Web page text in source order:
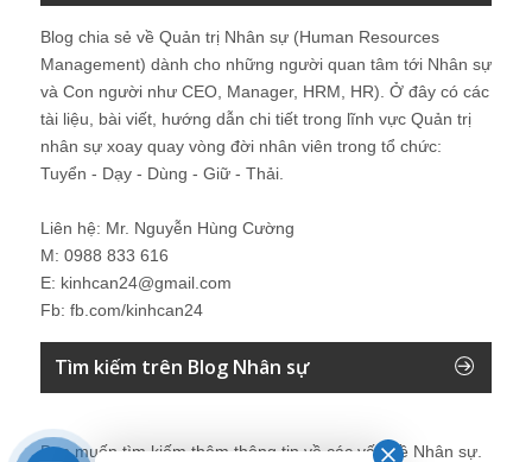
Blog chia sẻ về Quản trị Nhân sự (Human Resources
Management) dành cho những người quan tâm tới Nhân sự
và Con người như CEO, Manager, HRM, HR). Ở đây có các
tài liệu, bài viết, hướng dẫn chi tiết trong lĩnh vực Quản trị
nhân sự xoay quay vòng đời nhân viên trong tổ chức:
Tuyển - Dạy - Dùng - Giữ - Thải.
Liên hệ: Mr. Nguyễn Hùng Cường
M: 0988 833 616
E: kinhcan24@gmail.com
Fb: fb.com/kinhcan24
Tìm kiếm trên Blog Nhân sự
Bạn muốn tìm kiếm thêm thông tin về các vấn đề Nhân sự